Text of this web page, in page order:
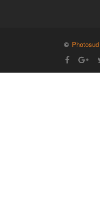
© Photosud